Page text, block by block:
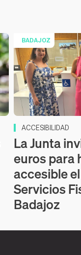
BADAJOZ
ACCESIBILIDAD
La Junta
euros para
accesible
Servicios
Badajoz